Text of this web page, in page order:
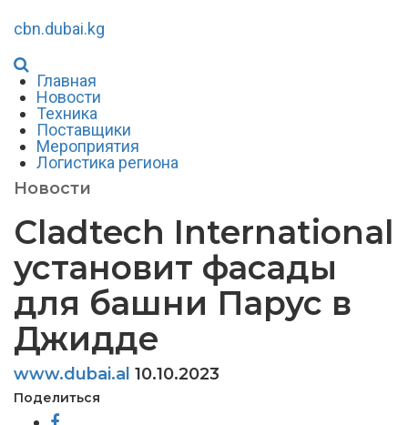
cbn.dubai.kg
Главная
Новости
Техника
Поставщики
Мероприятия
Логистика региона
Новости
Cladtech International
установит фасады
для башни Парус в
Джидде
www.dubai.al 10.10.2023
Поделиться